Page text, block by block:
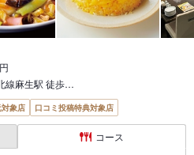
線麻生駅 徒歩…
対象店 口コミ投稿特典対象店
コース